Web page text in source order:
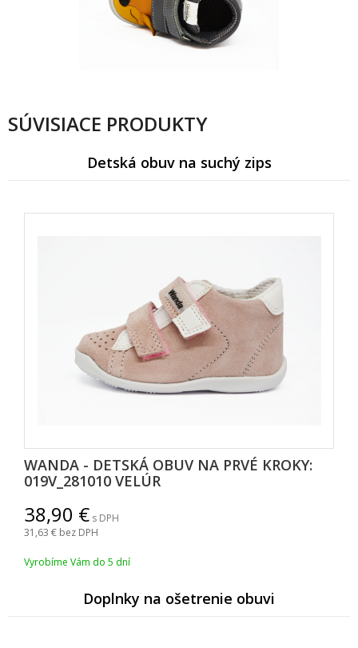
SÚVISIACE PRODUKTY
Detská obuv na suchý zips
WANDA - DETSKÁ OBUV NA PRVÉ KROKY:
019V_281010 VELÚR
38,90
s DPH
31,63 bez DPH
Vyrobíme Vám do 5 dní
Doplnky na ošetrenie obuvi